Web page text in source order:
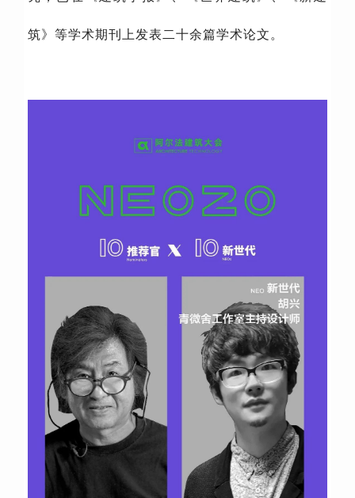
筑》等学术期刊上发表二十余篇学术论文。